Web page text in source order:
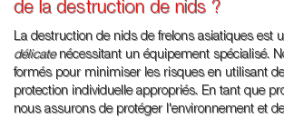
de la destruction de nids ?
La destruction de nids de frelons asiatiques est
délicatenécessitant un équipement spécialisé.
formés pour minimiser les risques en utilisant
protection individuelle appropriés. En tant que
nous assurons de protéger l'environnement et